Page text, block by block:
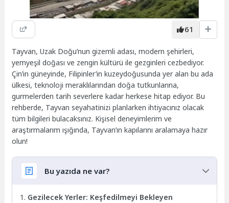
61
Tayvan, Uzak Doğu’nun gizemli adası, modern şehirleri,
yemyeşil doğası ve zengin kültürü ile gezginleri cezbediyor.
Çin’in güneyinde, Filipinler’in kuzeydoğusunda yer alan bu ada
ülkesi, teknoloji meraklılarından doğa tutkunlarına,
gurmelerden tarih severlere kadar herkese hitap ediyor. Bu
rehberde, Tayvan seyahatinizi planlarken ihtiyacınız olacak
tüm bilgileri bulacaksınız. Kişisel deneyimlerim ve
araştırmalarım ışığında, Tayvan’ın kapılarını aralamaya hazır
olun!
Bu yazıda ne var?
Gezilecek Yerler: Keşfedilmeyi Bekleyen